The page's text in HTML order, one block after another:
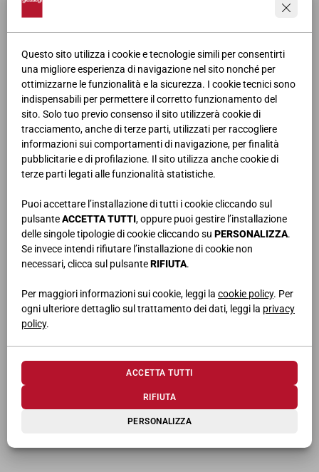
Questo sito utilizza i cookie e tecnologie simili per consentirti
una migliore esperienza di navigazione nel sito nonché per
ottimizzarne le funzionalità e la sicurezza. I cookie tecnici sono
indispensabili per permettere il corretto funzionamento del
sito. Solo tuo previo consenso il sito utilizzerà cookie di
tracciamento, anche di terze parti, utilizzati per raccogliere
informazioni sui comportamenti di navigazione, per finalità
pubblicitarie e di profilazione. Il sito utilizza anche cookie di
terze parti legati alle funzionalità statistiche.
Puoi accettare l’installazione di tutti i cookie cliccando sul
pulsanteACCETTA TUTTI, oppure puoi gestire l’installazione
delle singole tipologie di cookie cliccando su PERSONALIZZA.
Se invece intendi rifiutare l’installazione di cookie non
necessari, clicca sul pulsanteRIFIUTA.
Per maggiori informazioni sui cookie, leggi la cookie policy. Per
ogni ulteriore dettaglio sul trattamento dei dati, leggi la privacy
policy.
PERSONALIZZA
RIFIUTA
ACCETTA TUTTI
SCHEDA PRODOTTO
TI POTREBBERO INTERESSARE
| 7881